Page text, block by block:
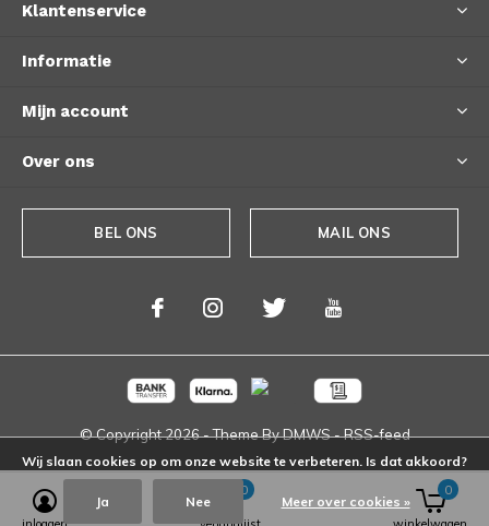
Klantenservice
Informatie
Mijn account
Over ons
BEL ONS MAIL ONS
© Copyright2026- Theme ByDMWS-RSS-feed
0 0
Wij slaan cookies op om onze website te verbeteren. Is dat akkoord?
Ja Nee Meer over cookies »